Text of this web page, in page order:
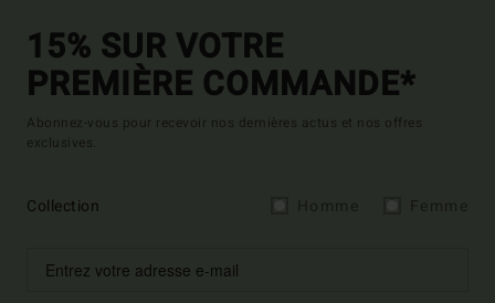
15% SUR VOTRE
PREMIÈRE COMMANDE*
Abonnez-vous pour recevoir nos dernières actus et nos offres
exclusives.
Collection